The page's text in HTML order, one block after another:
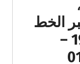
الخط
الساخن 19418 –